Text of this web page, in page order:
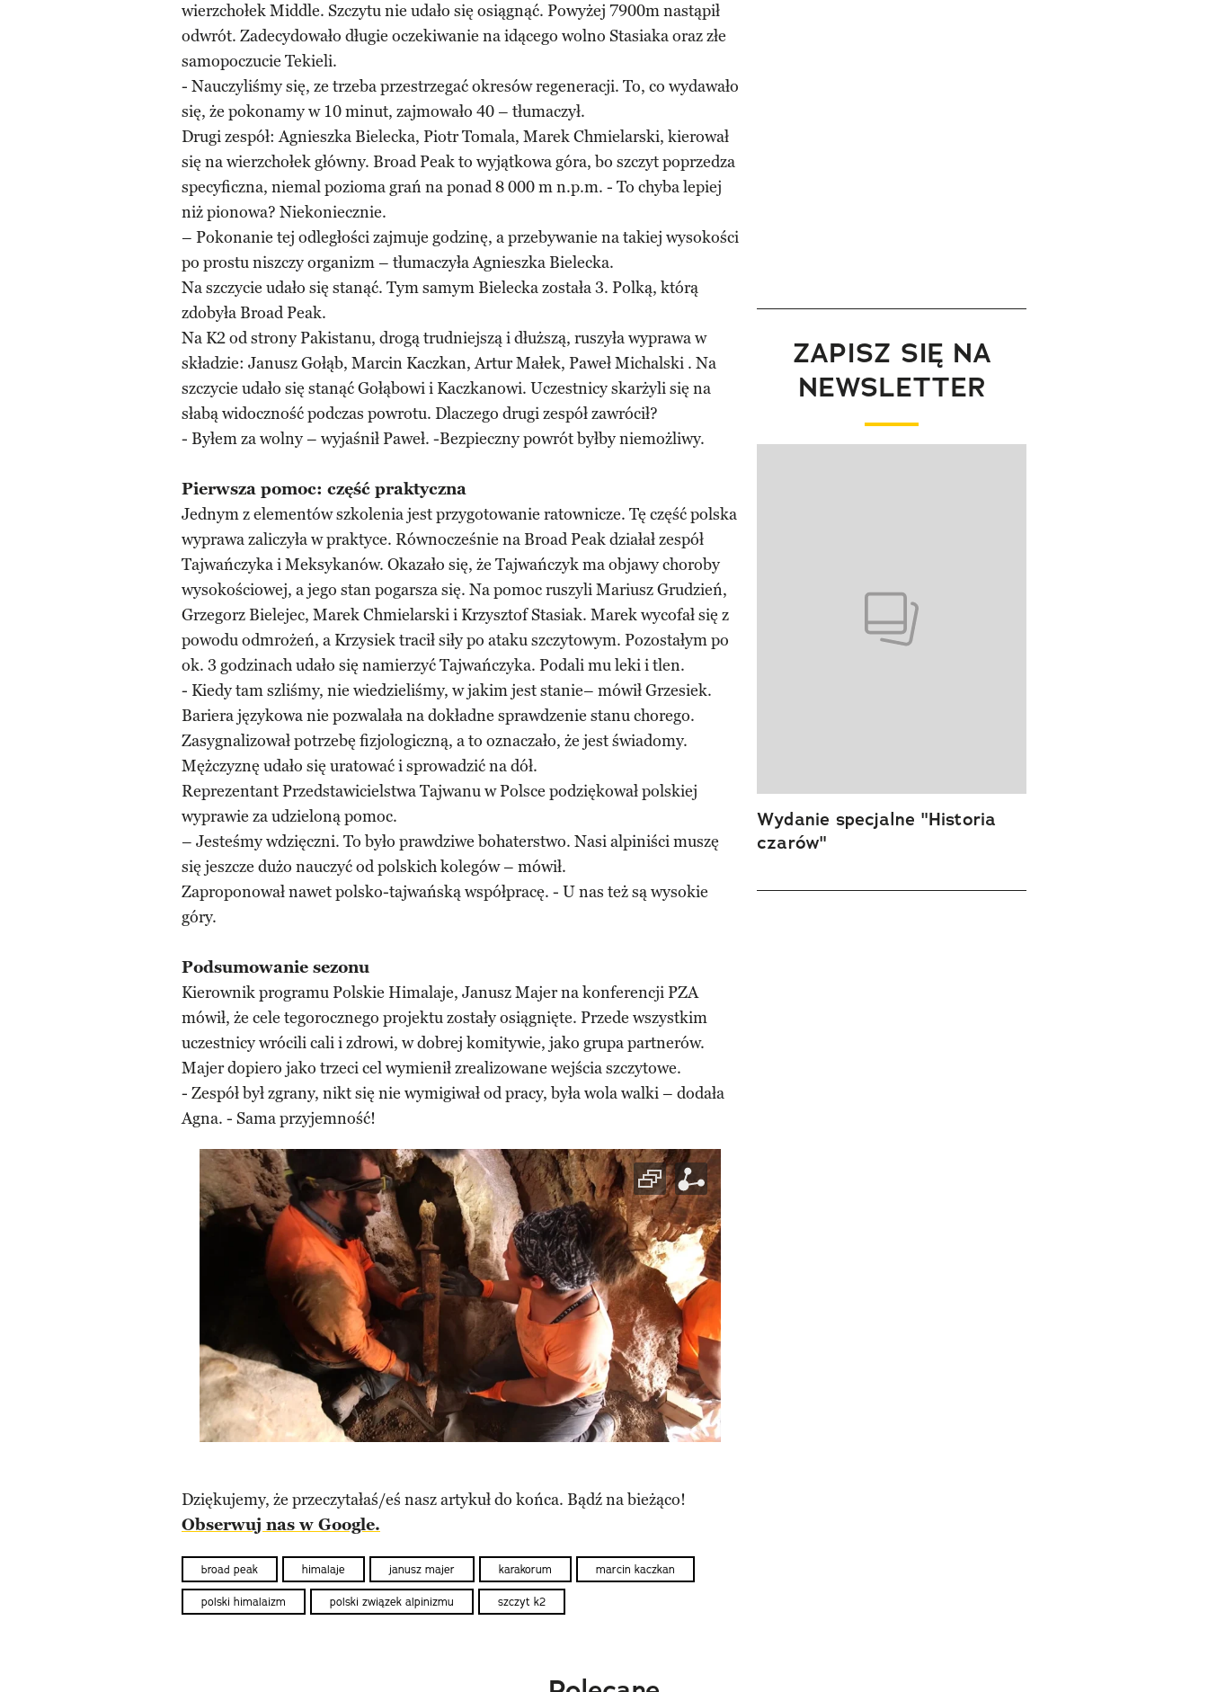
wierzchołek Middle. Szczytu nie udało się osiągnąć. Powyżej 7900m nastąpił
odwrót. Zadecydowało długie oczekiwanie na idącego wolno Stasiaka oraz złe
samopoczucie Tekieli.
- Nauczyliśmy się, ze trzeba przestrzegać okresów regeneracji. To, co wydawało
się, że pokonamy w 10 minut, zajmowało 40 – tłumaczył.
Drugi zespół: Agnieszka Bielecka, Piotr Tomala, Marek Chmielarski, kierował
się na wierzchołek główny. Broad Peak to wyjątkowa góra, bo szczyt poprzedza
specyficzna, niemal pozioma grań na ponad 8 000 m n.p.m. - To chyba lepiej
niż pionowa? Niekoniecznie.
– Pokonanie tej odległości zajmuje godzinę, a przebywanie na takiej wysokości
po prostu niszczy organizm – tłumaczyła Agnieszka Bielecka.
Na szczycie udało się stanąć. Tym samym Bielecka została 3. Polką, którą
zdobyła Broad Peak.
Na K2 od strony Pakistanu, drogą trudniejszą i dłuższą, ruszyła wyprawa w
składzie: Janusz Gołąb, Marcin Kaczkan, Artur Małek, Paweł Michalski . Na
szczycie udało się stanąć Gołąbowi i Kaczkanowi. Uczestnicy skarżyli się na
słabą widoczność podczas powrotu. Dlaczego drugi zespół zawrócił?
- Byłem za wolny – wyjaśnił Paweł. -Bezpieczny powrót byłby niemożliwy.
Pierwsza pomoc: część praktyczna
Jednym z elementów szkolenia jest przygotowanie ratownicze. Tę część polska
wyprawa zaliczyła w praktyce. Równocześnie na Broad Peak działał zespół
Tajwańczyka i Meksykanów. Okazało się, że Tajwańczyk ma objawy choroby
wysokościowej, a jego stan pogarsza się. Na pomoc ruszyli Mariusz Grudzień,
Grzegorz Bielejec, Marek Chmielarski i Krzysztof Stasiak. Marek wycofał się z
powodu odmrożeń, a Krzysiek tracił siły po ataku szczytowym. Pozostałym po
ok. 3 godzinach udało się namierzyć Tajwańczyka. Podali mu leki i tlen.
- Kiedy tam szliśmy, nie wiedzieliśmy, w jakim jest stanie– mówił Grzesiek.
Bariera językowa nie pozwalała na dokładne sprawdzenie stanu chorego.
Zasygnalizował potrzebę fizjologiczną, a to oznaczało, że jest świadomy.
Mężczyznę udało się uratować i sprowadzić na dół.
Reprezentant Przedstawicielstwa Tajwanu w Polsce podziękował polskiej
wyprawie za udzieloną pomoc.
– Jesteśmy wdzięczni. To było prawdziwe bohaterstwo. Nasi alpiniści muszę
się jeszcze dużo nauczyć od polskich kolegów – mówił.
Zaproponował nawet polsko-tajwańską współpracę. - U nas też są wysokie
góry.
Podsumowanie sezonu
Kierownik programu Polskie Himalaje, Janusz Majer na konferencji PZA
mówił, że cele tegorocznego projektu zostały osiągnięte. Przede wszystkim
uczestnicy wrócili cali i zdrowi, w dobrej komitywie, jako grupa partnerów.
Majer dopiero jako trzeci cel wymienił zrealizowane wejścia szczytowe.
- Zespół był zgrany, nikt się nie wymigiwał od pracy, była wola walki – dodała
Agna. - Sama przyjemność!
Dziękujemy, że przeczytałaś/eś nasz artykuł do końca. Bądź na bieżąco!
Obserwuj nas w Google.
broad peak himalaje janusz majer karakorum marcin kaczkan
polski himalaizm polski związek alpinizmu szczyt k2
ZAPISZ SIĘ NA
NEWSLETTER
Wydanie specjalne "Historia
czarów"